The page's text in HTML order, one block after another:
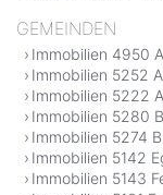
GEMEINDEN
Immobilien 4950
Immobilien 5252
Immobilien 5222
Immobilien 5280
Immobilien 5274
Immobilien 5142
Immobilien 5143